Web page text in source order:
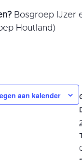
Bosgroep IJzer
Houtland)
aan kalender